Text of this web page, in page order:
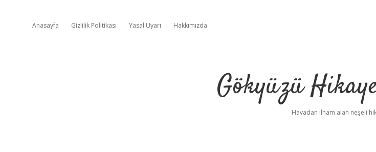
Anasayfa Gizlilik Politikası Yasal Uyarı Hakkımızda
Gökyüzü
Havadan ilham alan neşeli